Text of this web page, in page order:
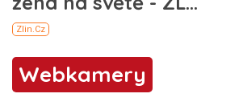
Webkamery